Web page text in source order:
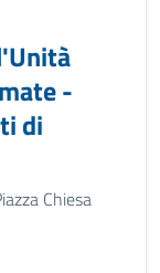
-
di
Chiesa